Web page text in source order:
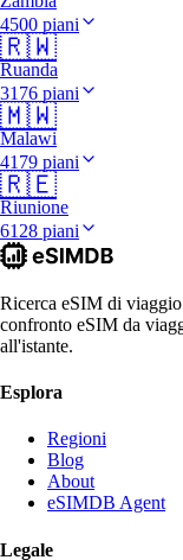
4500 piani
🇷🇼
Ruanda
3176 piani
🇲🇼
Malawi
4179 piani
🇷🇪
Riunione
6128 piani
Ricerca eSIM di
confronto eSIM da
all'istante.
Esplora
Regioni
Blog
About
eSIMDB Agent
Legale